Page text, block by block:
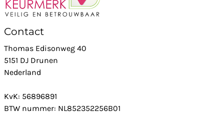
Contact
Thomas Edisonweg 40
5151 DJ Drunen
Nederland
KvK: 56896891
BTW nummer: NL852352256B01